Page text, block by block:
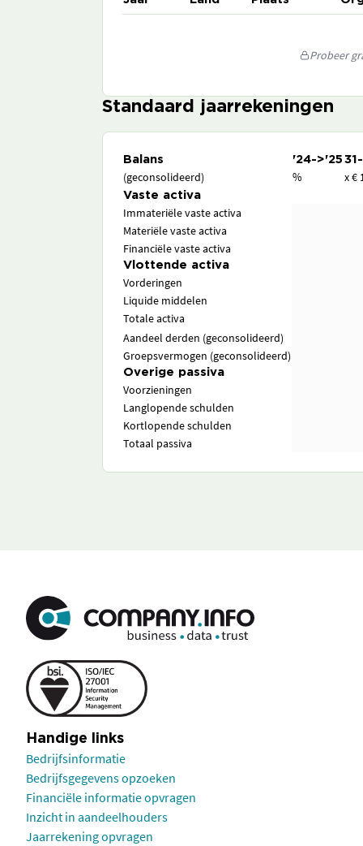
Probeer
Standaard jaarrekeningen
Balans '24->'25
(geconsolideerd) % x €
Vaste activa
Immateriële vaste activa
Materiële vaste activa
Financiële vaste activa
Vlottende activa
Vorderingen
Liquide middelen
Totale activa
Aandeel derden (geconsolideerd)
Groepsvermogen (geconsolideerd)
Overige passiva
Voorzieningen
Langlopende schulden
Kortlopende schulden
Totaal passiva
Handige links
Bedrijfsinformatie
Bedrijfsgegevens opzoeken
Financiële informatie opvragen
Inzicht in aandeelhouders
Jaarrekening opvragen